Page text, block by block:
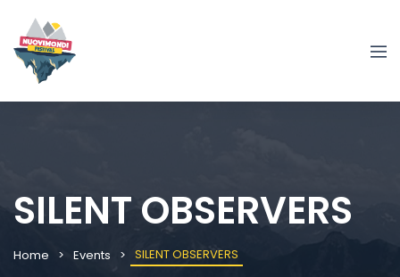
SILENT OBSERVERS
Home Events SILENT OBSERVERS